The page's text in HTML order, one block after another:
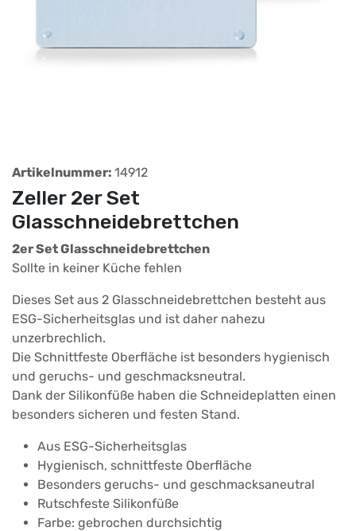
Artikelnummer: 14912
Zeller 2er Set
Glasschneidebrettchen
2er Set Glasschneidebrettchen
Sollte in keiner Küche fehlen
Dieses Set aus 2 Glasschneidebrettchen besteht aus
ESG-Sicherheitsglas und ist daher nahezu
unzerbrechlich.
Die Schnittfeste Oberfläche ist besonders hygienisch
und geruchs- und geschmacksneutral.
Dank der Silikonfüße haben die Schneideplatten einen
besonders sicheren und festen Stand.
Aus ESG-Sicherheitsglas
Hygienisch, schnittfeste Oberfläche
Besonders geruchs- und geschmacksaneutral
Rutschfeste Silikonfüße
Farbe: gebrochen durchsichtig